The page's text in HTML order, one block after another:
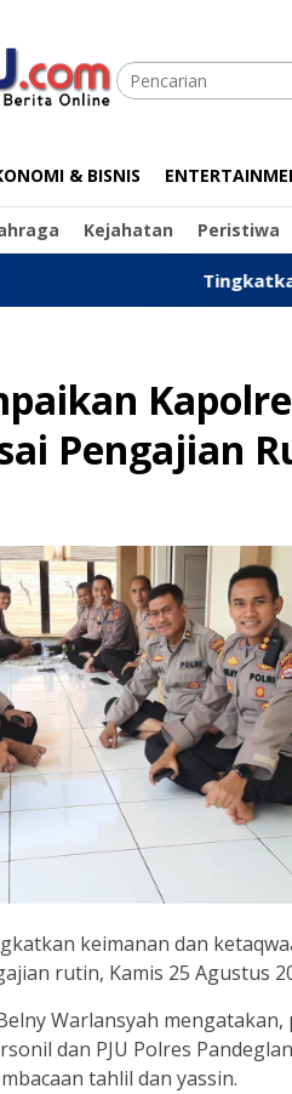
& BISNIS
Kejahatan Peristiwa
Tingkatkan UMKM,
Pengajian
keimanan dan
rutin, Kamis 25 Agustus
Warlansyah
dan PJU Polres
tahlil dan yassin.